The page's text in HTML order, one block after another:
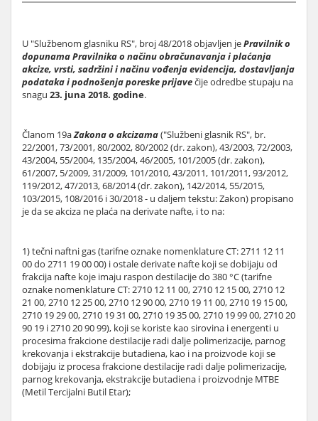
U "Službenom glasniku RS", broj 48/2018 objavljen jePravilnik o
dopunama Pravilnika o načinu obračunavanja i plaćanja
akcize, vrsti, sadržini i načinu vođenja evidencija, dostavljanja
podataka i podnošenja poreske prijavečije odredbe stupaju na
snagu 23. juna 2018. godine.
Članom 19aZakona o akcizama("Službeni glasnik RS", br.
22/2001, 73/2001, 80/2002, 80/2002 (dr. zakon), 43/2003, 72/2003,
43/2004, 55/2004, 135/2004, 46/2005, 101/2005 (dr. zakon),
61/2007, 5/2009, 31/2009, 101/2010, 43/2011, 101/2011, 93/2012,
119/2012, 47/2013, 68/2014 (dr. zakon), 142/2014, 55/2015,
103/2015, 108/2016 i 30/2018 - u daljem tekstu: Zakon) propisano
je da se akciza ne plaća na derivate nafte, i to na:
1) tečni naftni gas (tarifne oznake nomenklature CT: 2711 12 11
00 do 2711 19 00 00) i ostale derivate nafte koji se dobijaju od
frakcija nafte koje imaju raspon destilacije do 380 °C (tarifne
oznake nomenklature CT: 2710 12 11 00, 2710 12 15 00, 2710 12
21 00, 2710 12 25 00, 2710 12 90 00, 2710 19 11 00, 2710 19 15 00,
2710 19 29 00, 2710 19 31 00, 2710 19 35 00, 2710 19 99 00, 2710 20
90 19 i 2710 20 90 99), koji se koriste kao sirovina i energenti u
procesima frakcione destilacije radi dalje polimerizacije, parnog
krekovanja i ekstrakcije butadiena, kao i na proizvode koji se
dobijaju iz procesa frakcione destilacije radi dalje polimerizacije,
parnog krekovanja, ekstrakcije butadiena i proizvodnje MTBE
(Metil Tercijalni Butil Etar);